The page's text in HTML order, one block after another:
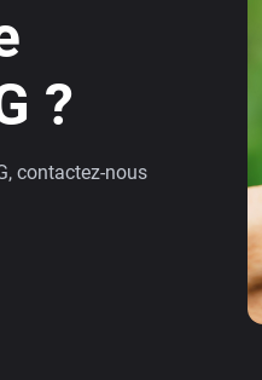
?
contactez-nous